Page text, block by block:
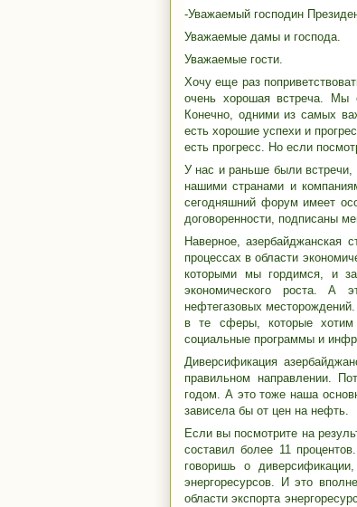
-Уважаемый господин
Уважаемые дамы и господа.
Уважаемые гости.
Хочу еще раз
очень хорошая встреча. Мы
Конечно, одними из самых
есть хорошие успехи и
есть прогресс. Но если
У нас и раньше были встречи,
нашими странами и
сегодняшний форум имеет
договоренности, подписаны
Наверное, азербайджанская
процессах в области
которыми мы гордимся, и
экономического роста. А
нефтегазовых
в те сферы, которые хотим
социальные программы и
Диверсификация
правильном направлении.
годом. А это тоже наша
зависела бы от цен на нефть.
Если вы посмотрите на
составил более 11
говоришь о
энергоресурсов. И это
области экспорта